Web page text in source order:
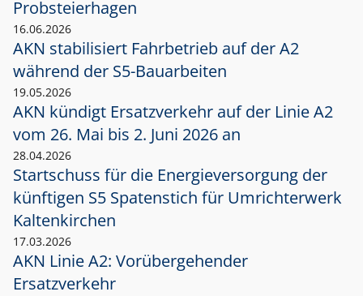
Probsteierhagen
16.06.2026
AKN stabilisiert Fahrbetrieb auf der A2
während der S5-Bauarbeiten
19.05.2026
AKN kündigt Ersatzverkehr auf der Linie A2
vom 26. Mai bis 2. Juni 2026 an
28.04.2026
Startschuss für die Energieversorgung der
künftigen S5 Spatenstich für Umrichterwerk
Kaltenkirchen
17.03.2026
AKN Linie A2: Vorübergehender
Ersatzverkehr